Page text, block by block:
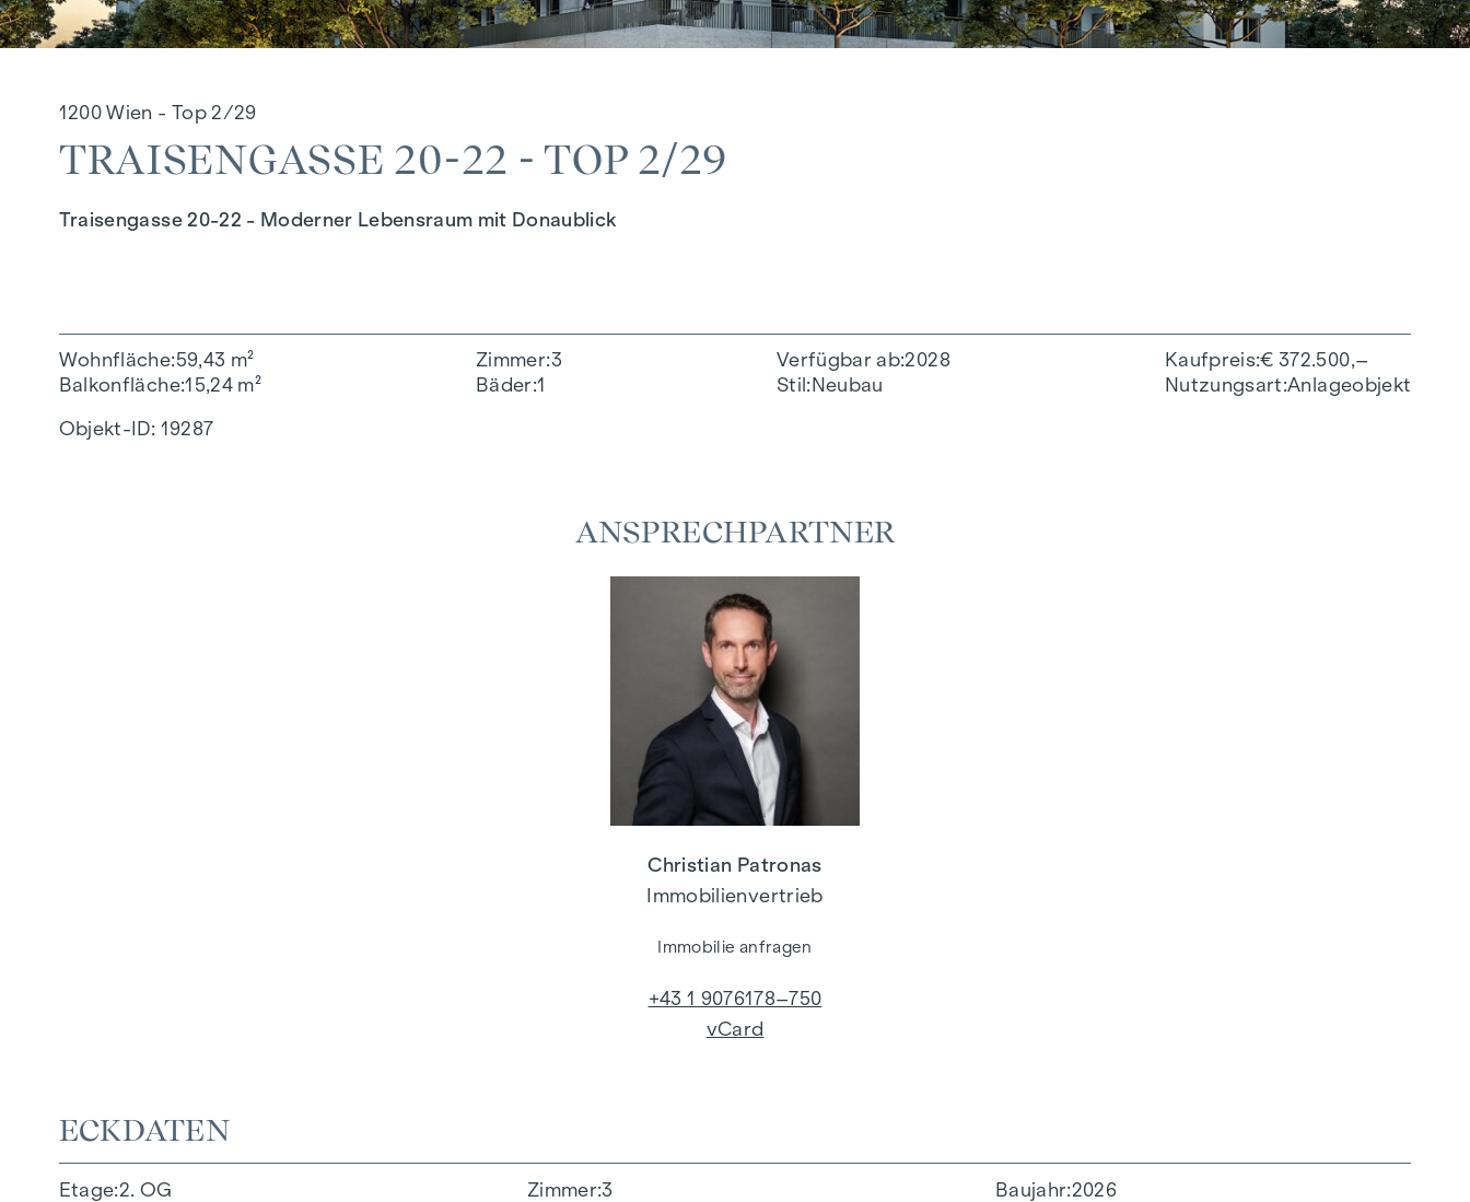
1200 Wien - Top 2/29
TRAISENGASSE 20-22 - TOP 2/29
Traisengasse 20-22 - Moderner Lebensraum mit Donaublick
Wohnfläche 59,43 m²
Balkonfläche 15,24 m²
Zimmer 3
Bäder 1
Verfügbar ab 2028
Stil Neubau
Kaufpreis € 372.500,–
Nutzungsart Anlageobjekt
Objekt-ID: 19287
ECKDATEN
Etage 2. OG
Zimmer 3
Baujahr 2026
ANSPRECHPARTNER
Christian Patronas
Immobilienvertrieb
Immobilie anfragen
+43 1 9076178–750
vCard